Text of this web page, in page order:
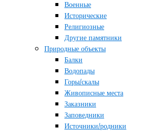
Военные
Исторические
Религиозные
Другие памятники
Природные объекты
Балки
Водопады
Горы/скалы
Живописные места
Заказники
Заповедники
Источники/родники